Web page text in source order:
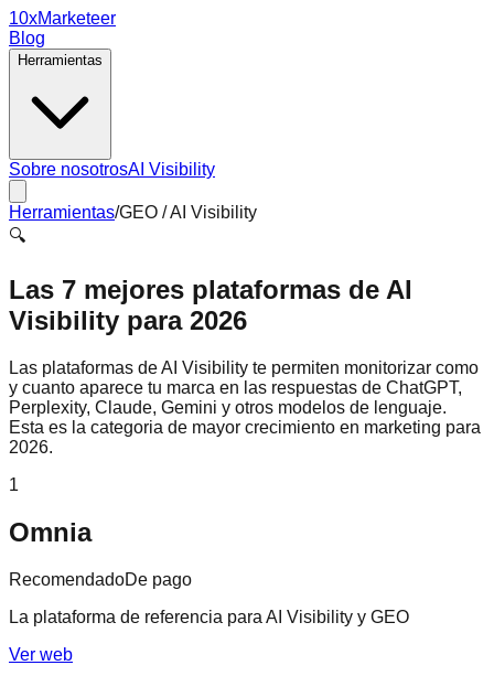
10xMarketeer
Blog
Herramientas
Sobre nosotrosAI Visibility
Herramientas/GEO / AI Visibility
🔍
Las 7 mejores plataformas de AI
Visibility para 2026
Las plataformas de AI Visibility te permiten monitorizar como
y cuanto aparece tu marca en las respuestas de ChatGPT,
Perplexity, Claude, Gemini y otros modelos de lenguaje.
Esta es la categoria de mayor crecimiento en marketing para
2026.
1
Omnia
RecomendadoDe pago
La plataforma de referencia para AI Visibility y GEO
Ver web